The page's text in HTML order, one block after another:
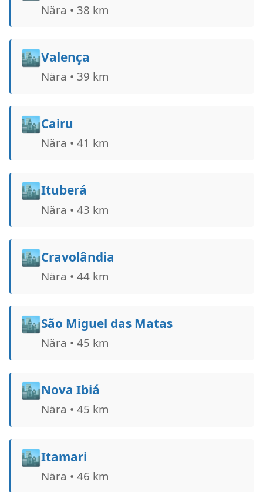
Nära • 38 km
🏙️Valença
Nära • 39 km
🏙️Cairu
Nära • 41 km
🏙️Ituberá
Nära • 43 km
🏙️Cravolândia
Nära • 44 km
🏙️São Miguel das Matas
Nära • 45 km
🏙️Nova Ibiá
Nära • 45 km
🏙️Itamari
Nära • 46 km